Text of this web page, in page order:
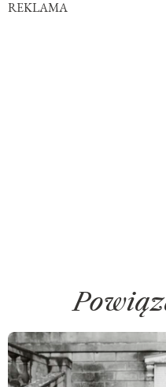
REKLAMA